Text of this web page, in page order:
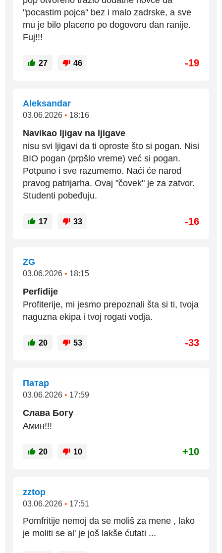
"pocastim pojca" bez i malo zadrske, a sve
mu je bilo placeno po dogovoru dan ranije.
Fuj!!!
27 46 -19
Aleksandar
03.06.2026 • 18:16
Navikao ljigav na ljigave
nisu svi ljigavi da ti oproste što si pogan. Nisi
BIO pogan (prpšlo vreme) već si pogan.
Potpuno i sve razumemo. Naći će narod
pravog patrijarha. Ovaj "čovek" je za zatvor.
Studenti pobeđuju.
17 33 -16
ZG
03.06.2026 • 18:15
Perfidije
Profiterije, mi jesmo prepoznali šta si ti, tvoja
naguzna ekipa i tvoj rogati vodja.
20 53 -33
Патар
03.06.2026 • 17:59
Слава Богу
Амин!!!
20 10 +10
zztop
03.06.2026 • 17:51
Pomfritije nemoj da se moliš za mene , lako
je moliti se al' je još lakše ćutati ...